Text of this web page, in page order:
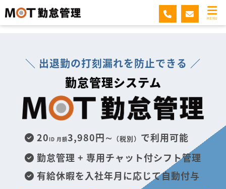
MENU
MOT勤怠管理
＼ 出退勤の打刻漏れを防止できる ／
勤怠管理システム
20 ID 月額3,980円∼ （税別） で利用可能
勤怠管理 + 専用チャット付シフト管理
有給休暇を入社年月に応じて自動付与